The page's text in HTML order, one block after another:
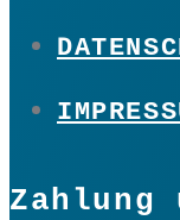
Zahlung